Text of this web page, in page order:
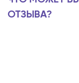
ОТЗЫВА?